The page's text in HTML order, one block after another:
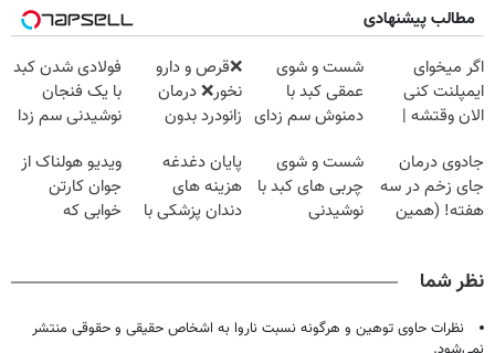
مطالب پیشنهادی
اگر میخوای
ایمپلنت کنی
الان وقتشه |
میلیون تومان!!!
شست و شوی
عمقی کبد با
دمنوش سم زدای
❌قرص‌ و دارو
نخور❌ درمان
زانودرد بدون
فولادی شدن کبد
با یک فنجان
نوشیدنی سم زدا
جادوی درمان
جای زخم در سه
هفته! (همین
شست و شوی
چربی های کبد با
نوشیدنی
پایان دغدغه
هزینه های
دندان پزشکی با
ویدیو هولناک از
جوان کارتن
خوابی که
نظر شما
نظرات حاوی توهین و هرگونه نسبت ناروا به اشخاص حقیقی و حقوقی منتشر